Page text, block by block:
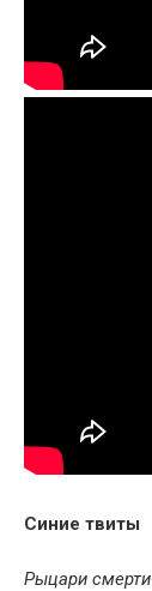
Синие твиты
Рыцари смерти